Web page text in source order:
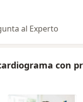
al Experto
con